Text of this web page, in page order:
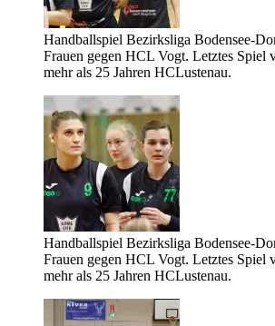
Handballspiel Bezirksliga Bodensee-
Frauen gegen HCL Vogt. Letztes Spiel
mehr als 25 Jahren HCLustenau.
Handballspiel Bezirksliga Bodensee-
Frauen gegen HCL Vogt. Letztes Spiel
mehr als 25 Jahren HCLustenau.